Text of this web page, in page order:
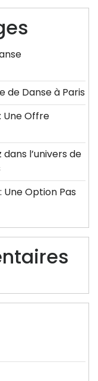
de Danse à Paris
Une Offre
l’univers de
Une Option Pas